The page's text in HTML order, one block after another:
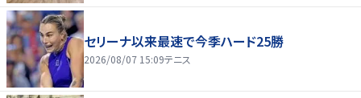
セリーナ以来最速で今季ハード25勝
2026/08/07 15:09テニス